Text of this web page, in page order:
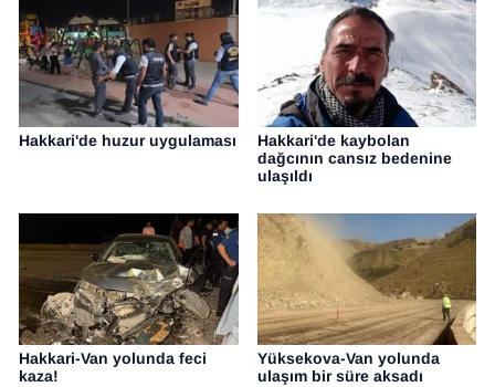
Hakkari'de huzur uygulaması
Hakkari'de kaybolan
dağcının cansız bedenine
ulaşıldı
Hakkari-Van yolunda feci
kaza!
Yüksekova-Van yolunda
ulaşım bir süre aksadı